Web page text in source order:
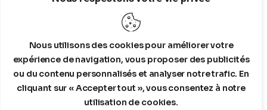
Nous utilisons des cookies pour améliorer votre
expérience de navigation, vous proposer des publicités
ou du contenu personnalisés et analyser notre trafic. En
cliquant sur « Accepter tout », vous consentez à notre
utilisation de cookies.
05/28/2026
UBS Cuts Gold Price Target But Remains
Bullish on Long-Term Drivers